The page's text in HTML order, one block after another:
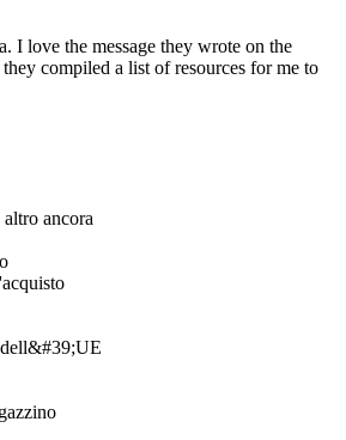
I love the message they wrote on the
compiled a list of resources for me to
ancora